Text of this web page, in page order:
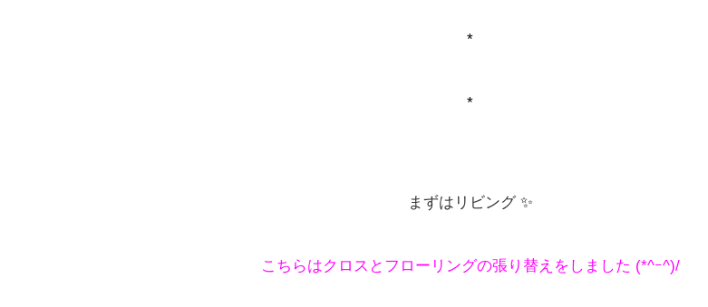
*
*
まずはリビング✨
こちらはクロスとフローリングの張り替えをしました (*^ｰ^)/